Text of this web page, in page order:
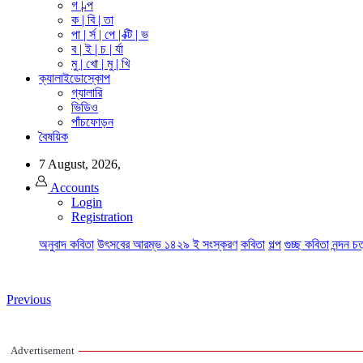
গ | ল্প
ক | বি | তা
পা | র্স | পে | ক্টি | ভ
ব | ই | চ | র্যা
মু | খো | মু | খি
ক্যালাইডোস্কোপ
গ্যালারি
ভিডিও
পাঁচফোড়ন
বৈষয়িক
7 August, 2026,
Accounts
Login
Registration
অনুবাদ কবিতা উৎসবের আরম্ভ ১৪২৯ ই সংস্করণ কবিতা গল্প গুচ্ছ কবিতা নন্দন
Previous
Advertisement